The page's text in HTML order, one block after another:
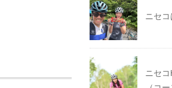
ニセ
ニセ